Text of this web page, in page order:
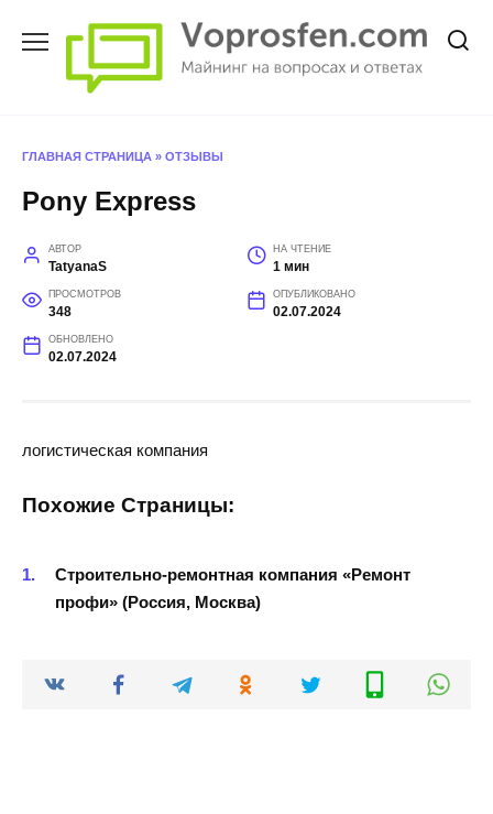
ГЛАВНАЯ СТРАНИЦА » ОТЗЫВЫ
Pony Express
АВТОР
TatyanaS
НА ЧТЕНИЕ
1 мин
ПРОСМОТРОВ
348
ОПУБЛИКОВАНО
02.07.2024
ОБНОВЛЕНО
02.07.2024
логистическая компания
Похожие Страницы:
Строительно-ремонтная компания «Ремонт
профи» (Россия, Москва)